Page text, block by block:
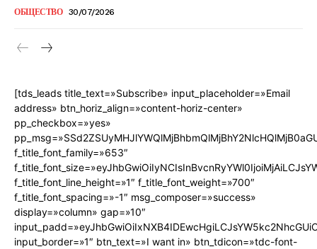
ОБЩЕСТВО 30/07/2026
[tds_leads title_text=»Subscribe» input_placeholder=»Email
address» btn_horiz_align=»content-horiz-center»
pp_checkbox=»yes»
f_title_font_family=»653″
f_title_font_line_height=»1″ f_title_font_weight=»700″
f_title_font_spacing=»-1″ msg_composer=»success»
display=»column» gap=»10″
input_border=»1″ btn_text=»I want in» btn_tdicon=»tdc-font-